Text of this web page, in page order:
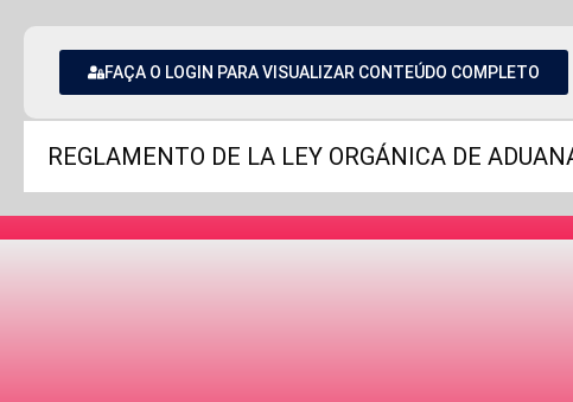
FAÇA O LOGIN PARA VISUALIZAR CONTEÚDO COMPLETO
REGLAMENTO DE LA LEY ORGÁNICA DE